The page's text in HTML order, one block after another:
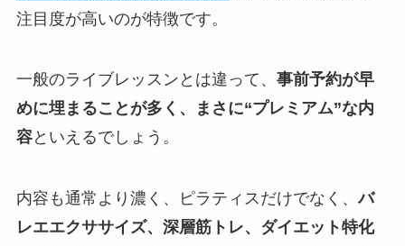
注目度が高いのが特徴です。
一般のライブレッスンとは違って、 事前予約が早
めに埋まることが多く、まさに“プレミアム”な内
容といえるでしょう。
内容も通常より濃く、ピラティスだけでなく、バ
レエエクササイズ、深層筋トレ、ダイエット特化